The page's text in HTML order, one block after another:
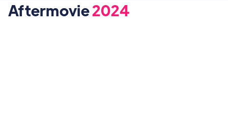
Aftermovie2024